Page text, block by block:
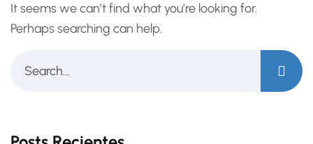
It seems we can’t find what you’re looking for.
Perhaps searching can help.